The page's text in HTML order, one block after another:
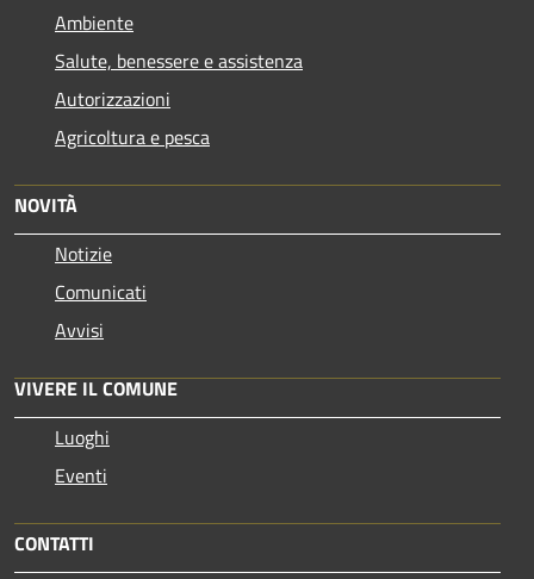
Ambiente
Salute, benessere e assistenza
Autorizzazioni
Agricoltura e pesca
NOVITÀ
Notizie
Comunicati
Avvisi
VIVERE IL COMUNE
Luoghi
Eventi
CONTATTI